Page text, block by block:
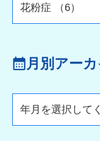
花粉症 （6）
月別アー
年月を選択して